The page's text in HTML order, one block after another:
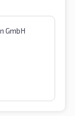
GmbH